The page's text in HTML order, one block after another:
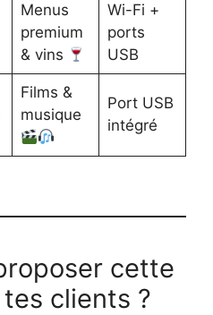
Menus
premium
& vins
Wi-Fi +
ports
USB
Films &
musique
Port USB
intégré
cette
clients ?